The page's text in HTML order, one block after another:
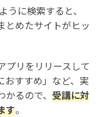
うに検索すると、
とめたサイトがヒッ
プリをリリースして
おすすめ」など、実
るので、 受講に対
す。